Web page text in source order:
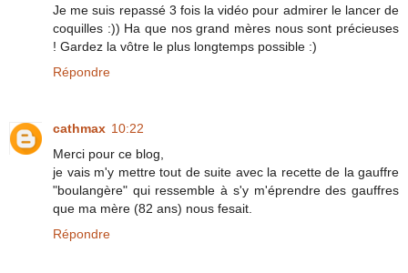
Je me suis repassé 3 fois la vidéo pour admirer le lancer de
coquilles :)) Ha que nos grand mères nous sont précieuses
! Gardez la vôtre le plus longtemps possible :)
Répondre
cathmax 10:22
Merci pour ce blog,
je vais m'y mettre tout de suite avec la recette de la gauffre
"boulangère" qui ressemble à s'y m'éprendre des gauffres
que ma mère (82 ans) nous fesait.
Répondre